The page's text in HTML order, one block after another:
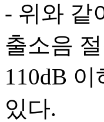
- 위와 같
출소음
110dB
있다.